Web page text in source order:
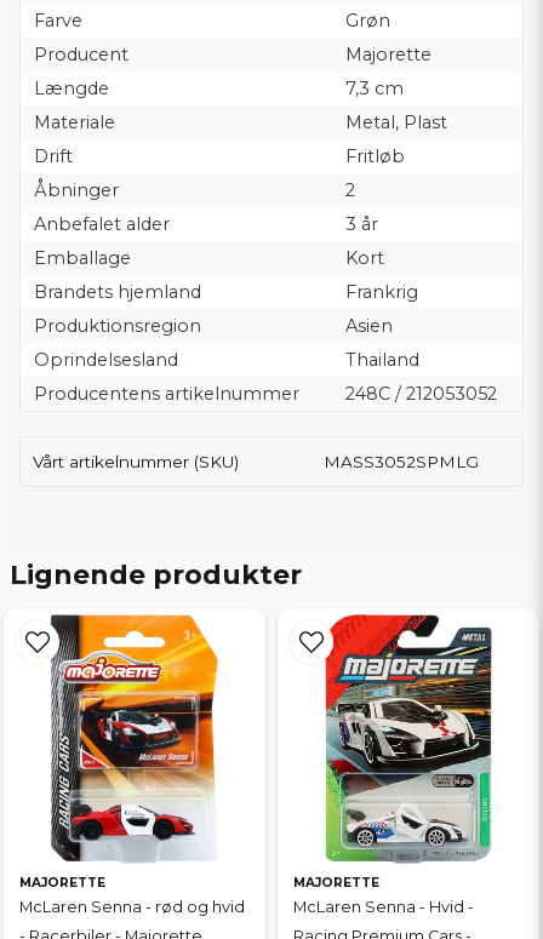
Farve
Grøn
Producent
Majorette
Længde
7,3 cm
Materiale
Metal, Plast
Drift
Fritløb
Åbninger
2
Anbefalet alder
3 år
Emballage
Kort
Brandets hjemland
Frankrig
Produktionsregion
Asien
Oprindelsesland
Thailand
Producentens artikelnummer
248C / 212053052
Vårt artikelnummer (SKU) MASS3052SPMLG
Lignende produkter
MAJORETTE
McLaren Senna - rød og hvid
MAJORETTE
McLaren Senna - Hvid -